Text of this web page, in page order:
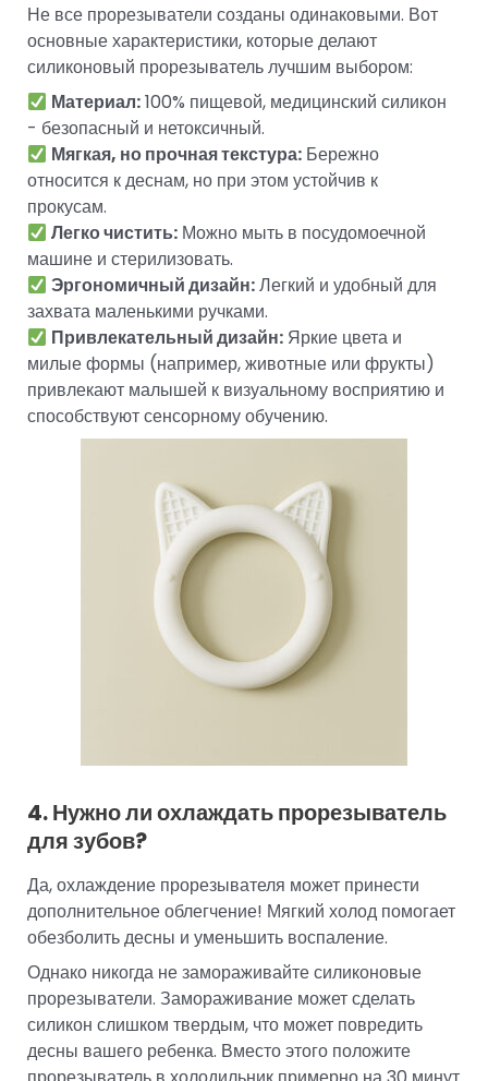
Не все прорезыватели созданы одинаковыми. Вот
основные характеристики, которые делают
силиконовый прорезыватель лучшим выбором:
Материал:100% пищевой, медицинский силикон
- безопасный и нетоксичный.
Мягкая, но прочная текстура: Бережно
относится к деснам, но при этом устойчив к
прокусам.
Легко чистить: Можно мыть в посудомоечной
машине и стерилизовать.
Эргономичный дизайн:Легкий и удобный для
захвата маленькими ручками.
Привлекательный дизайн: Яркие цвета и
милые формы (например, животные или фрукты)
привлекают малышей к визуальному восприятию и
способствуют сенсорному обучению.
4. Нужно ли охлаждать прорезыватель
для зубов?
Да, охлаждение прорезывателя может принести
дополнительное облегчение! Мягкий холод помогает
обезболить десны и уменьшить воспаление.
Однако никогда не замораживайте силиконовые
прорезыватели. Замораживание может сделать
силикон слишком твердым, что может повредить
десны вашего ребенка. Вместо этого положите